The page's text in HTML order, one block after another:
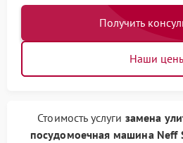
Получить
Наши
Стоимость услуги замена
посудомоечная машина Neff